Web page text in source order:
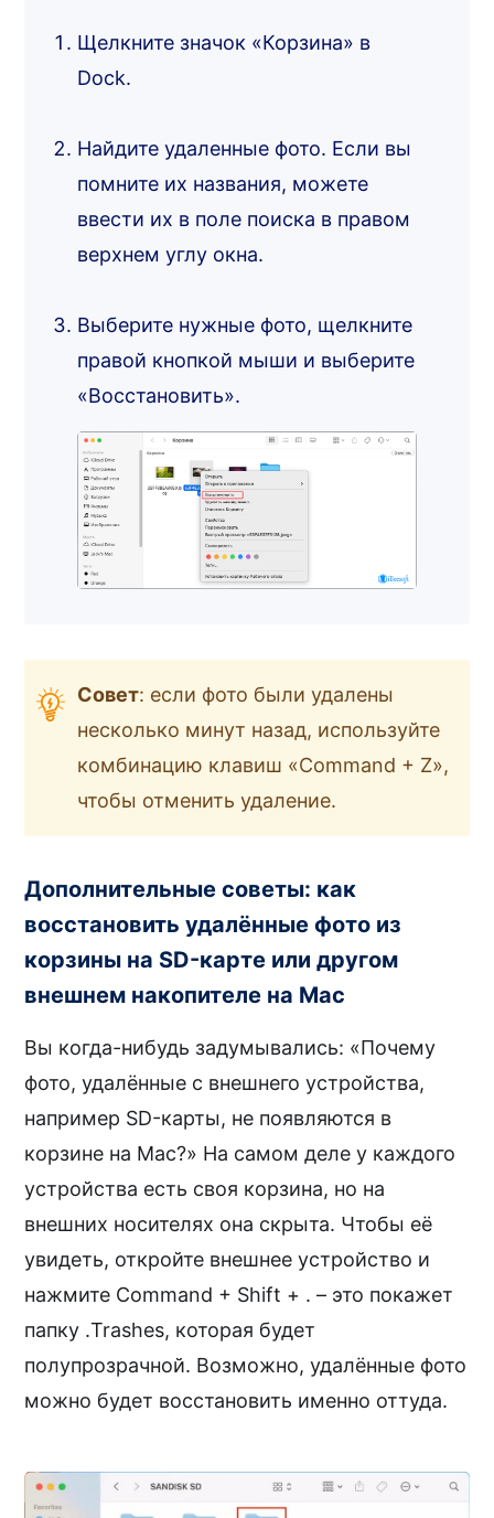
Щелкните значок «Корзина» в
Dock.
Найдите удаленные фото. Если вы
помните их названия, можете
ввести их в поле поиска в правом
верхнем углу окна.
Выберите нужные фото, щелкните
правой кнопкой мыши и выберите
«Восстановить».
Совет: если фото были удалены
несколько минут назад, используйте
комбинацию клавиш «Command + Z»,
чтобы отменить удаление.
Дополнительные советы: как
восстановить удалённые фото из
корзины на SD-карте или другом
внешнем накопителе на Mac
Вы когда-нибудь задумывались: «Почему
фото, удалённые с внешнего устройства,
например SD-карты, не появляются в
корзине на Mac?» На самом деле у каждого
устройства есть своя корзина, но на
внешних носителях она скрыта. Чтобы её
увидеть, откройте внешнее устройство и
нажмите Command + Shift + . – это покажет
папку .Trashes, которая будет
полупрозрачной. Возможно, удалённые фото
можно будет восстановить именно оттуда.